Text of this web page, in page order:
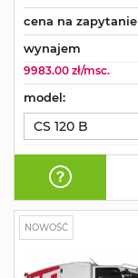
cena na zapytanie
wynajem
9983.00 zł/msc.
model:
CS 120 B
NOWOŚĆ